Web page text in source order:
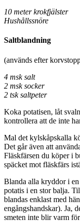
10 meter krokfjälster
Hushållssnöre
Saltblandning
(används efter
4 msk salt
2 msk socker
2 tsk saltpeter
Koka potatisen, låt
kontrollera att de inte
Mal det kylskåpskalla
Det går även att
Fläskfärsen du köper i
späcket mot fläskfärs
Blanda alla kryddor i
potatis i en stor balja.
blandas enklast med
engångshandskar). Ja,
smeten inte blir varm